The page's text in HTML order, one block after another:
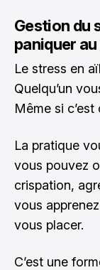
Gestion du
paniquer
Le stress en
Quelqu’un
Même si
La pratique
vous pouvez
crispation,
vous
vous placer.
C’est une